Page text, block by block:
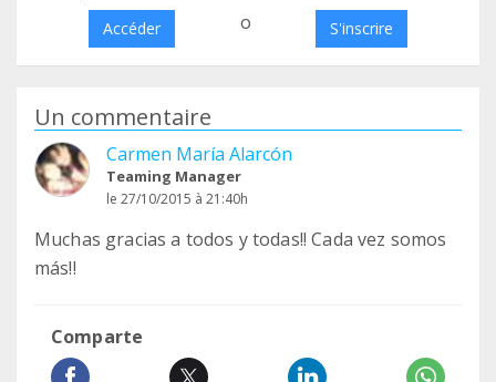
Accéder o S'inscrire
Un commentaire
Carmen María Alarcón
Teaming Manager
le 27/10/2015 à 21:40h
Muchas gracias a todos y todas!! Cada vez somos
más!!
Comparte